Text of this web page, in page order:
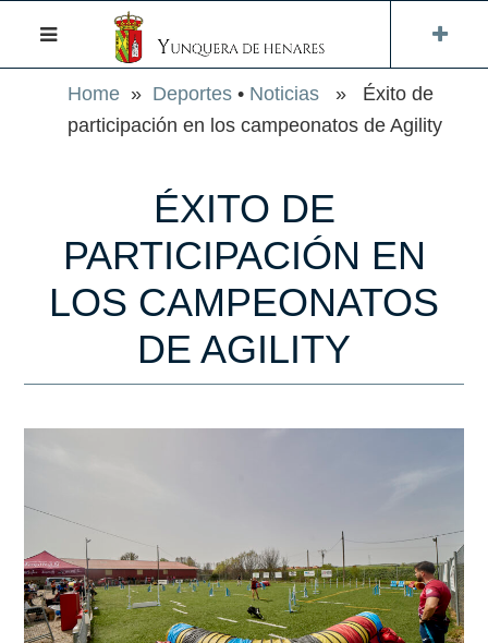
Home » Deportes • Noticias » Éxito de
participación en los campeonatos de Agility
ÉXITO DE
PARTICIPACIÓN EN
LOS CAMPEONATOS
DE AGILITY